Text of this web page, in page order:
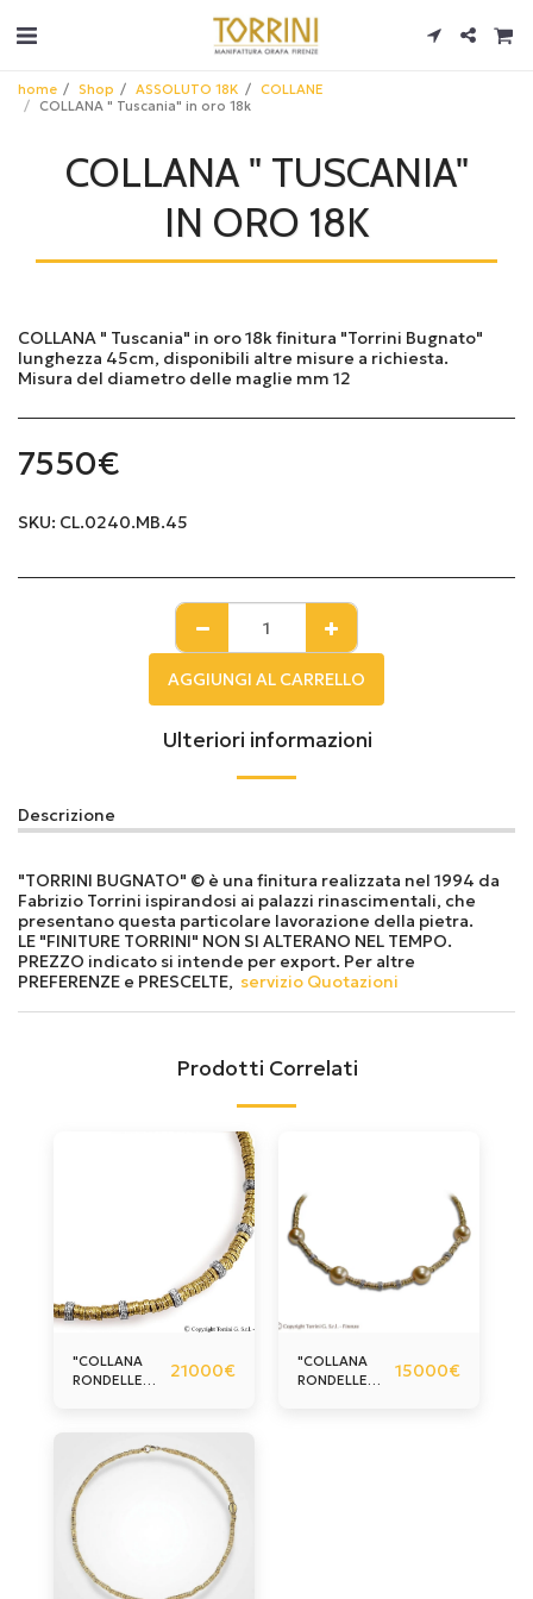
home Shop ASSOLUTO 18K
COLLANE
COLLANA " Tuscania" in oro 18k
COLLANA " TUSCANIA"
IN ORO 18K
COLLANA " Tuscania" in oro 18k finitura "Torrini Bugnato"
lunghezza 45cm, disponibili altre misure a richiesta.
Misura del diametro delle maglie mm 12
7550€
SKU: CL.0240.MB.45
AGGIUNGI AL CARRELLO
Ulteriori informazioni
Descrizione
"TORRINI BUGNATO" © è una finitura realizzata nel 1994 da
Fabrizio Torrini ispirandosi ai palazzi rinascimentali, che
presentano questa particolare lavorazione della pietra.
LE "FINITURE TORRINI" NON SI ALTERANO NEL TEMPO.
PREZZO indicato si intende per export. Per altre
PREFERENZE e PRESCELTE, servizio Quotazioni
Prodotti Correlati
"COLLANA
RONDELLE
21000€
"COLLANA
RONDELLE
15000€